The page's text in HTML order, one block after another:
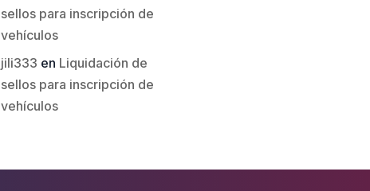
sellos para inscripción de
vehículos
jili333 en Liquidación de
sellos para inscripción de
vehículos